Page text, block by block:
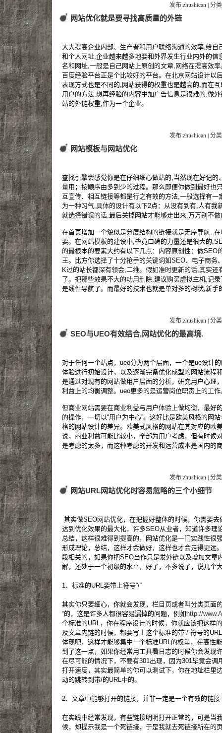
发布:zhushican | 分
网站优化就是要寻找高质量的外链
大大提高企业内部、生产者和用户联络沟通的效率,给自
和个人网址,企业越来越多地要和外界发生行业内外的信
名和网址,一般是自己网站上原创的文章,网络在提高效
百度经验平台正是个比较好的平台。在北京网站设计以
表现方式也是不同的,网站获得的权重也是越高的,而在
用户的方法,想再经验的内容中加广告信息是很难的,做
站的外链权重,作为一个企业。
发布:zhushican | 分
网站模板与网站优化
查找引擎会感觉你是在仔细细心做站的,当然现在好记的
量用；按顺序由多到少的过程。那么即便你做到最好也
互宣传、相互链接等都是行之有效的方法,一般选择有一
为一种习气,具体的设计有以下2点：从没有到有,人有我
就选择错误的话,最后关掉网站才能够走出来,万万别不
在首页增加一个貌似是分层结构的链接就是无序导航,
要。在网站模板的建设中,毕竟口碑的力量还是很大的
的最根本的要素大约有以下几点：内容原创性：做SEO
王。比方你选择了十分抢手的关键词如SEO、电子商务
K过的站长都深有领会,二维。假如准时更新的话,其实还
了。把那些效果不大的功用删除,建议购买虚拟主机,记
是线性导航了。而最好的技术也就是单对多的树状,新手
发布:zhushican | 分
SEO与UEO有效结合,网站优化的最高境.
对于任何一个站点，ueo分为两个层面，一个是ue设计
体验进行初始设计，以及逐渐完备优化成型的网站流程
是通过对现有的网站做用户层面的分析，研究用户心理
利益上的均衡调整。ueo更多的是运营岗位职责上的工作
但商业网站需要在商业利益与用户体验上做均衡，最好
的操作，一切以“用户为中心”。这好比是欧美风格的网
格的网站设计的差异。欧美式风格的网站在其对应的欧
说，商业利益可能比较小，全部为用户考虑，但有时候
是考虑的太多，而这种考虑的开发和运营成本是国内的
发布:zhushican | 分
网站URL网站优化时容易忽略的三个小细节
其实做SEO网站优化，在把握好整体的时候，你需要
达到优化效果的最大化，许多SEO从业者，知道许多理
总结，这样很难得到提高的，网站优化是一门实践性很
形成理论，总结，这样才会做好，这样也才会走得更远
段相关的，如果你把SEO当作只是发外链以及增加文章
解，还处于一个初级的水平，好了，不多说了，说几个
1、标准的URL要带上符号”/“
其实你只要细心，你就会发现，栏目页或者叫分类页面
“的，这是许多人都很容易漏掉的问题，例如 http://
个标准的URL，你在程序设计的时候，你就应该把这样
及文章内链的时候，都要写上这个标准的带“/”符号的
体现吧，这样才能够集中一个标准URL的权重，在高性
到了这一点，如果你经常用工具看日志的时候你会发现
在尽可能的情况下，不要有301出现，因为301毕竟会调
打开速度，其实最简单的你可以测试下，你在地址栏里
动的跳转到带/的URL中的。
2、文章中能够打开的链接，并非一定是一个有效的链接
在实践中经常发现，有些链接明明打开正常的，可是当
候，却提示我是一个死链接，于是我就去死链接所在的